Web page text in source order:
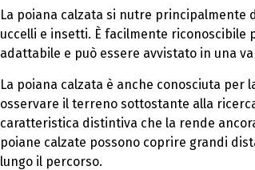
La poiana calzata si nutre principalmente
uccelli e insetti. È facilmente riconoscibile
adattabile e può essere avvistato in una
La poiana calzata è anche conosciuta
osservare il terreno sottostante alla
caratteristica distintiva che la rende
poiane calzate possono coprire grandi
lungo il percorso.